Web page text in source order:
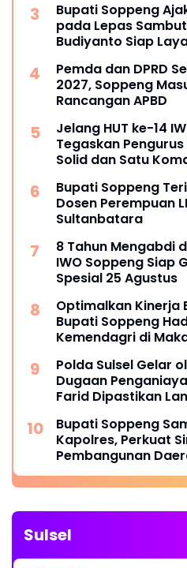
Bupati Soppeng
pada Lepas
Budiyanto Siap
Pemda dan DPRD
2027, Soppeng
Rancangan APBD
Jelang HUT ke-14
Tegaskan
Solid dan Satu
Bupati Soppeng
Dosen Perempuan
Sultanbatara
8 Tahun Mengabdi
IWO Soppeng Siap
Spesial 25 Agustus
Optimalkan Kinerja
Bupati Soppeng
Kemendagri di
Polda Sulsel Gelar
Dugaan
Farid Dipastikan
Bupati Soppeng
Kapolres, Perkuat
Pembangunan
Sulsel